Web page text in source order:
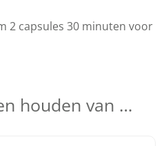
2 capsules 30 minuten voor
houden van …